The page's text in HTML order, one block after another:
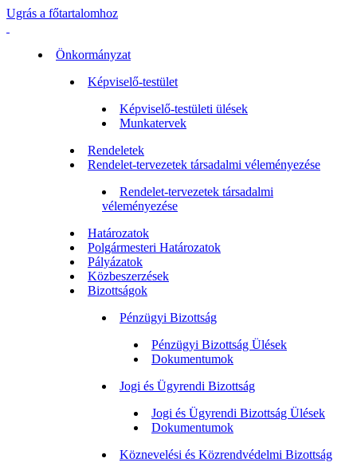
Ugrás a főtartalomhoz
Önkormányzat
Képviselő-testület
Képviselő-testületi ülések
Munkatervek
Rendeletek
Rendelet-tervezetek társadalmi véleményezése
Rendelet-tervezetek társadalmi
véleményezése
Határozatok
Polgármesteri Határozatok
Pályázatok
Közbeszerzések
Bizottságok
Pénzügyi Bizottság
Pénzügyi Bizottság Ülések
Dokumentumok
Jogi és Ügyrendi Bizottság
Jogi és Ügyrendi Bizottság Ülések
Dokumentumok
Köznevelési és Közrendvédelmi Bizottság